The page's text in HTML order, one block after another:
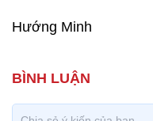
Hướng Minh